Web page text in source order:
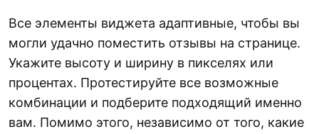
Все элементы виджета адаптивные, чтобы вы
могли удачно поместить отзывы на странице.
Укажите высоту и ширину в пикселях или
процентах. Протестируйте все возможные
комбинации и подберите подходящий именно
вам. Помимо этого, независимо от того, какие